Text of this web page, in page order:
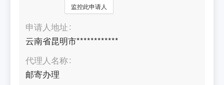
监控此申请人
申请人地址
云南省昆明市************
代理人名称
邮寄办理